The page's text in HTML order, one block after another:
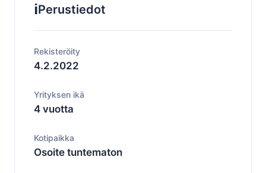
ℹ️Perustiedot
Rekisteröity
4.2.2022
Yrityksen ikä
4 vuotta
Kotipaikka
Osoite tuntematon